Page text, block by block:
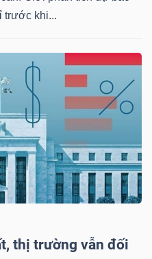
trước khi...
thị trường vẫn đối